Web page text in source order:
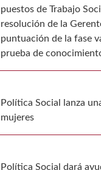
puestos de Trabajo
resolución de la
puntuación de la fase
prueba de
Política Social lanza
mujeres
Política Social dará